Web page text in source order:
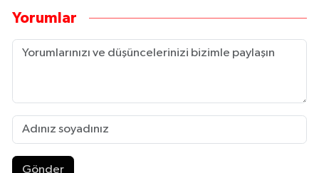
Yorumlar
Gönder